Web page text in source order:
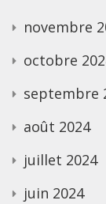
novembre
octobre
septembre
août 2024
juillet 2024
juin 2024